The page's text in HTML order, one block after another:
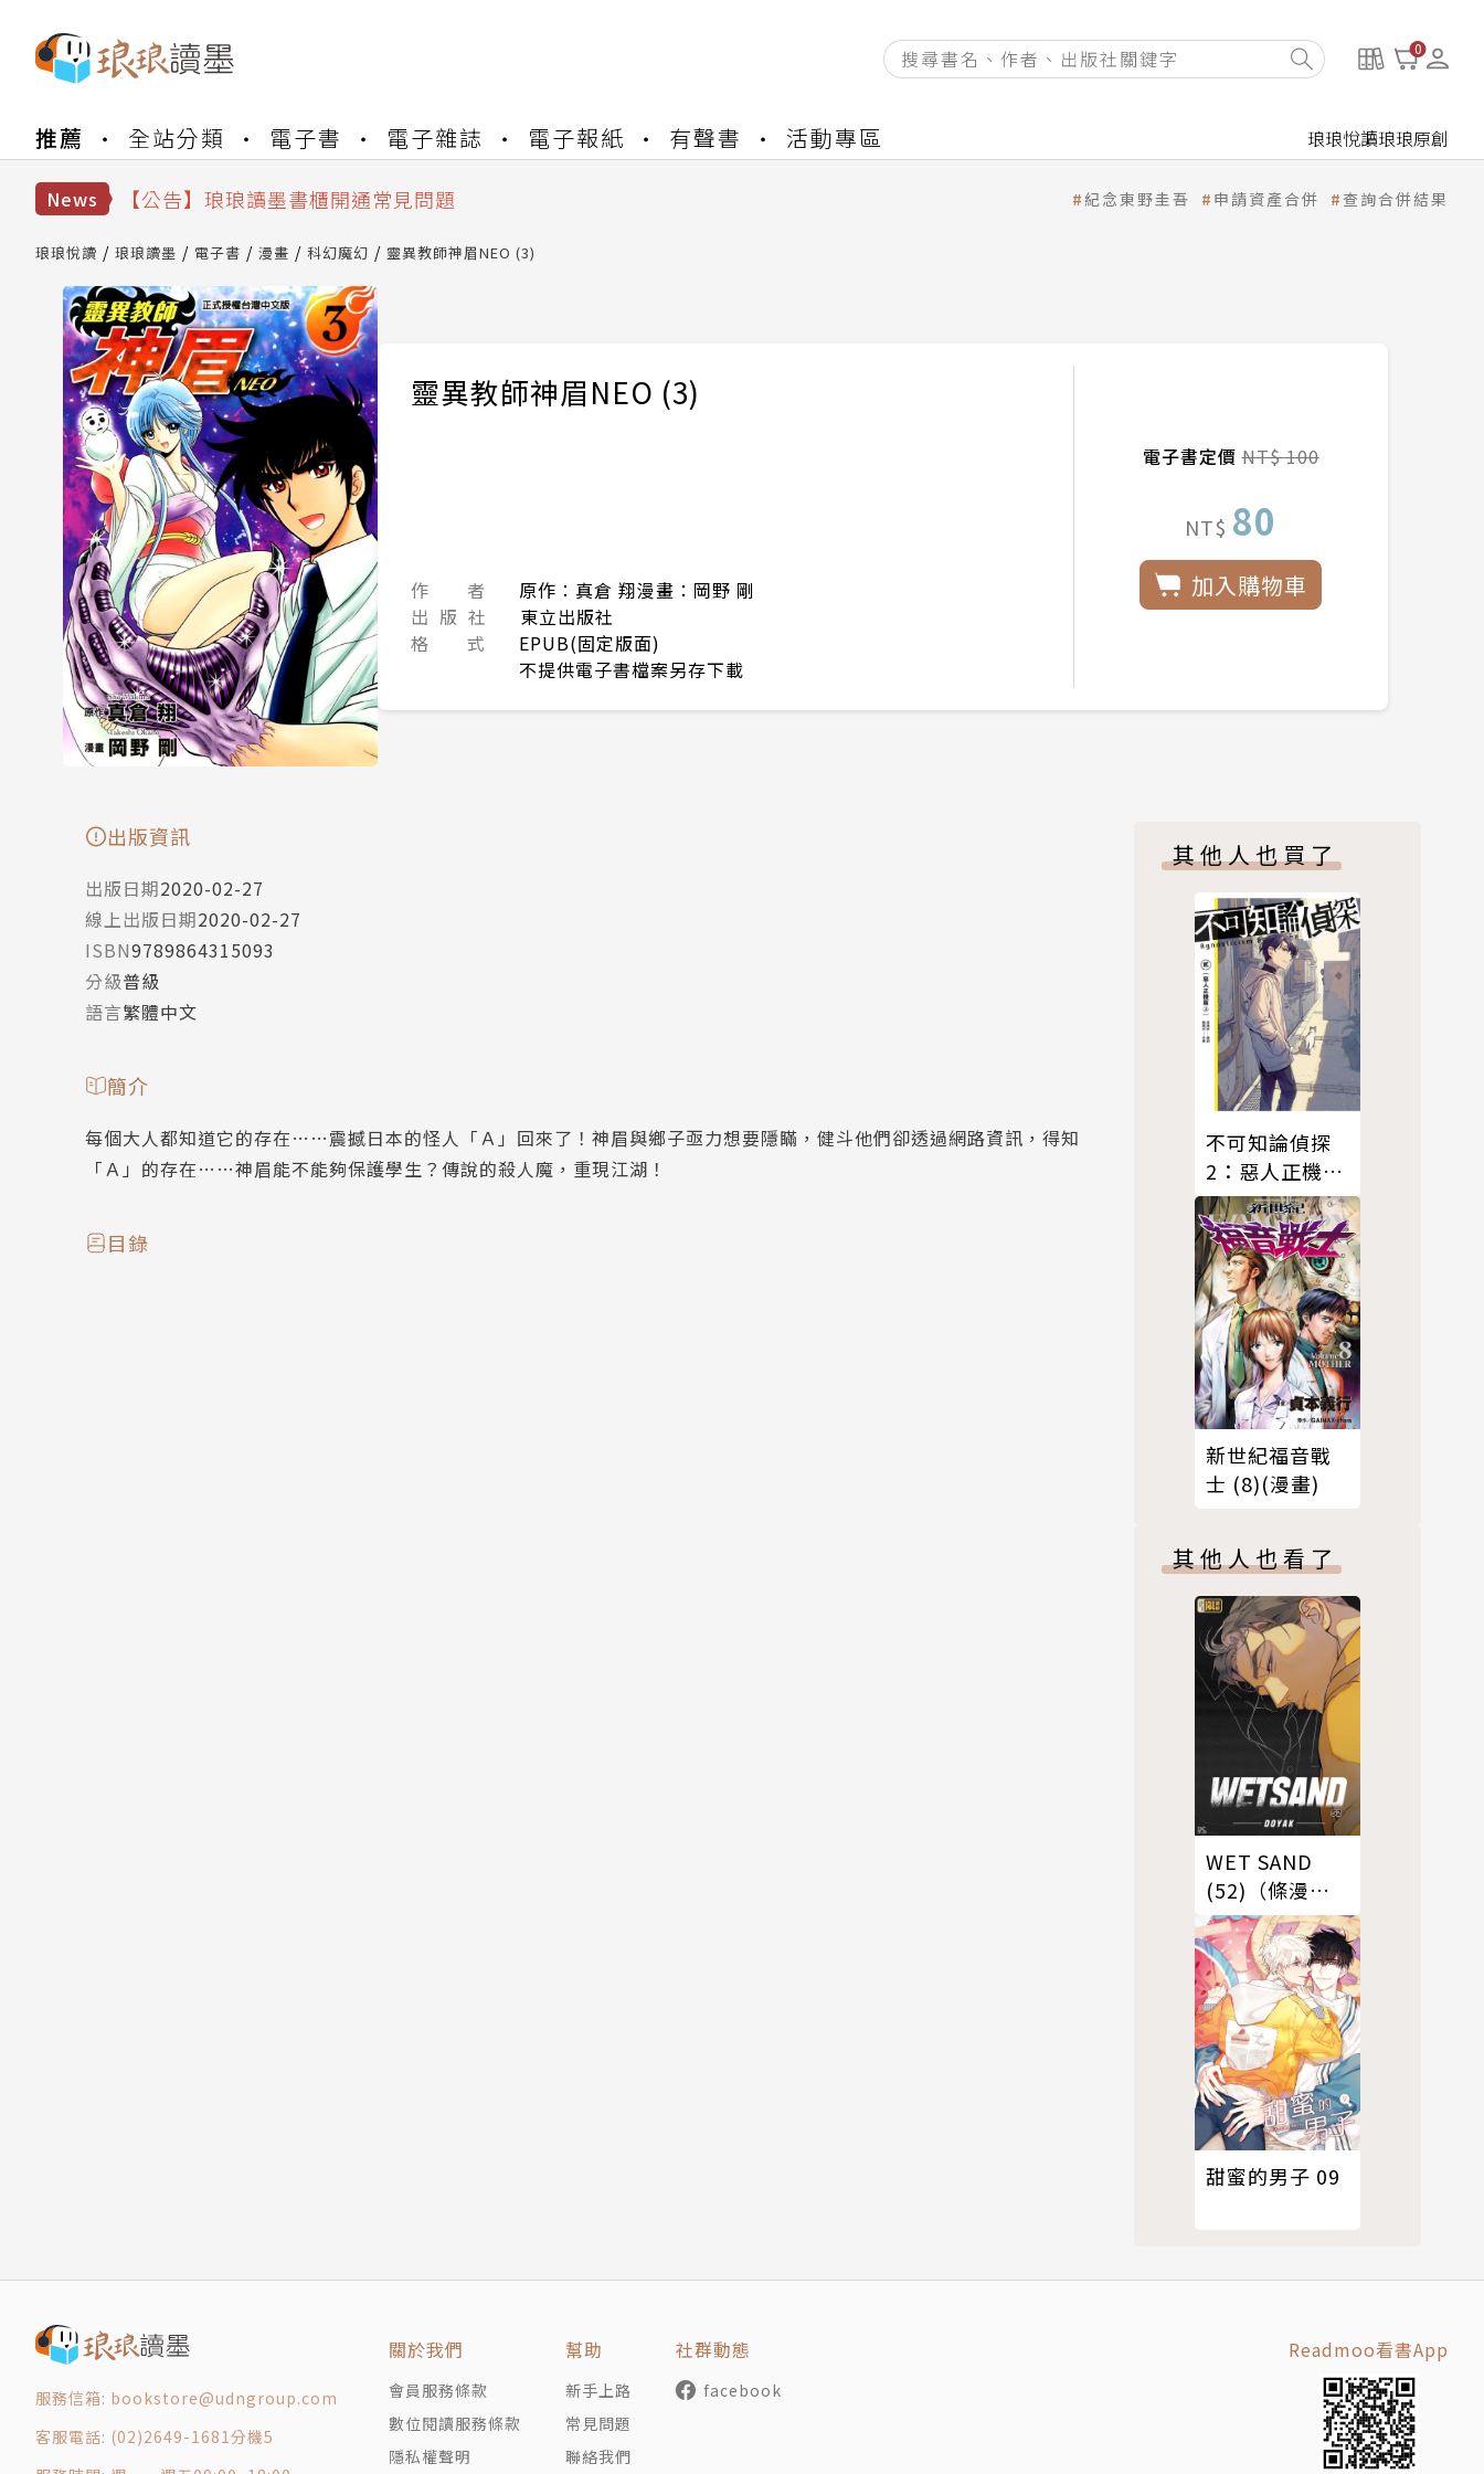
0
推薦 全站分類 電子書 電子雜誌 電子報紙 有聲書 活動專區 琅琅悅讀琅琅原創
News
【公告】琅琅書店服務升級重要說明及資產合併結果查詢
【公告】琅琅讀墨數位閱讀資產合併與書櫃開通申請
【公告】琅琅讀墨 3 分鐘完成書櫃開通與資產合併申請圖文教學
【公告】琅琅讀墨數位閱讀資產合併與書櫃開通申請
紀念東野圭吾 申請資產合併 查詢合併結果
琅琅悅讀 琅琅讀墨 電子書 漫畫 科幻魔幻 靈異教師神眉NEO (3)
靈異教師神眉NEO (3)
作 者
原作：真倉 翔漫畫：岡野 剛
出 版 社
東立出版社
格 式
EPUB(固定版面)
不提供電子書檔案另存下載
電子書定價NT$ 100
NT$ 80
加入購物車
出版資訊
出版日期2020-02-27
線上出版日期2020-02-27
ISBN9789864315093
分級普級
語言繁體中文
簡介
每個大人都知道它的存在……震撼日本的怪人「Ａ」回來了！神眉與鄉子亟力想要隱瞞，健斗他們卻透過網路資訊，得知
「Ａ」的存在……神眉能不能夠保護學生？傳說的殺人魔，重現江湖！
目錄
其他人也買了
不可知論偵探
2：惡人正機篇
〈上〉
新世紀福音戰
士 (8)(漫畫)
其他人也看了
WET SAND
(52)（條漫
版）
甜蜜的男子 09
服務信箱: bookstore@udngroup.com
客服電話: (02)2649-1681分機5
關於我們
會員服務條款
數位閱讀服務條款
隱私權聲明
幫助
新手上路
常見問題
聯絡我們
社群動態
facebook
Readmoo看書App